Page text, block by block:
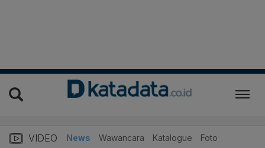
VIDEO News Wawancara Katalogue Foto